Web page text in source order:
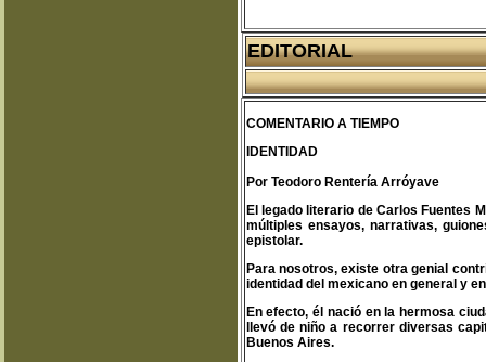
EDITORIAL
COMENTARIO A TIEMPO
IDENTIDAD
Por Teodoro Rentería Arróyave
El legado literario de Carlos Fuentes
múltiples ensayos, narrativas,
epistolar.
Para nosotros, existe otra genial
identidad del mexicano en general y
En efecto, él nació en la hermosa
llevó de niño a recorrer diversas
Buenos Aires.